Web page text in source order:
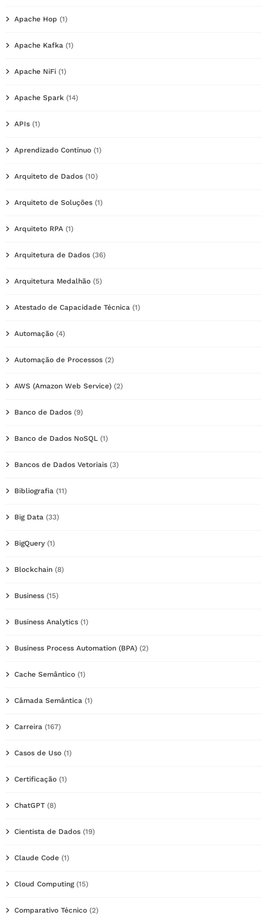
Apache Hop (1)
Apache Kafka (1)
Apache NiFi (1)
Apache Spark (14)
APIs (1)
Aprendizado Contínuo (1)
Arquiteto de Dados (10)
Arquiteto de Soluções (1)
Arquiteto RPA (1)
Arquitetura de Dados (36)
Arquitetura Medalhão (5)
Atestado de Capacidade Técnica (1)
Automação (4)
Automação de Processos (2)
AWS (Amazon Web Service) (2)
Banco de Dados (9)
Banco de Dados NoSQL (1)
Bancos de Dados Vetoriais (3)
Bibliografia (11)
Big Data (33)
BigQuery (1)
Blockchain (8)
Business (15)
Business Analytics (1)
Business Process Automation (BPA) (2)
Cache Semântico (1)
Câmada Semântica (1)
Carreira (167)
Casos de Uso (1)
Certificação (1)
ChatGPT (8)
Cientista de Dados (19)
Claude Code (1)
Cloud Computing(15)
Comparativo Técnico (2)